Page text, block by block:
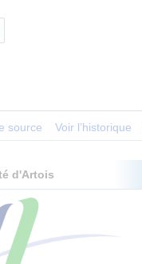
source Voir l’historique
d'Artois